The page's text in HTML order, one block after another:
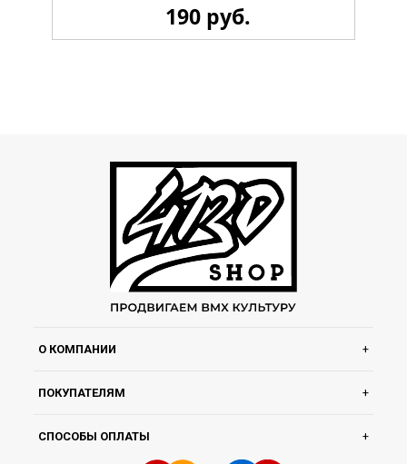
Стикерпак 4130 LiL
190 руб.
О КОМПАНИИ
ПОКУПАТЕЛЯМ
СПОСОБЫ ОПЛАТЫ